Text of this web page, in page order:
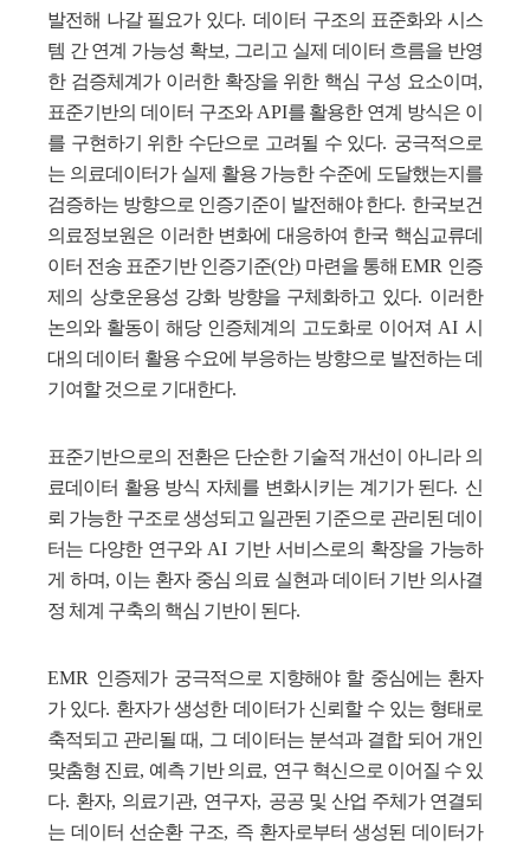
발전해 나갈 필요가 있다. 데이터 구조의 표준화와 시스
템 간 연계 가능성 확보, 그리고 실제 데이터 흐름을 반영
한 검증체계가 이러한 확장을 위한 핵심 구성 요소이며,
표준기반의 데이터 구조와 API를 활용한 연계 방식은 이
를 구현하기 위한 수단으로 고려될 수 있다. 궁극적으로
는 의료데이터가 실제 활용 가능한 수준에 도달했는지를
검증하는 방향으로 인증기준이 발전해야 한다. 한국보건
의료정보원은 이러한 변화에 대응하여 한국 핵심교류데
이터 전송 표준기반 인증기준(안) 마련을 통해 EMR 인증
제의 상호운용성 강화 방향을 구체화하고 있다. 이러한
논의와 활동이 해당 인증체계의 고도화로 이어져 AI 시
대의 데이터 활용 수요에 부응하는 방향으로 발전하는 데
기여할 것으로 기대한다.
표준기반으로의 전환은 단순한 기술적 개선이 아니라 의
료데이터 활용 방식 자체를 변화시키는 계기가 된다. 신
뢰 가능한 구조로 생성되고 일관된 기준으로 관리된 데이
터는 다양한 연구와 AI 기반 서비스로의 확장을 가능하
게 하며, 이는 환자 중심 의료 실현과 데이터 기반 의사결
정 체계 구축의 핵심 기반이 된다.
EMR 인증제가 궁극적으로 지향해야 할 중심에는 환자
가 있다. 환자가 생성한 데이터가 신뢰할 수 있는 형태로
축적되고 관리될 때, 그 데이터는 분석과 결합 되어 개인
맞춤형 진료, 예측 기반 의료, 연구 혁신으로 이어질 수 있
다. 환자, 의료기관, 연구자, 공공 및 산업 주체가 연결되
는 데이터 선순환 구조, 즉 환자로부터 생성된 데이터가